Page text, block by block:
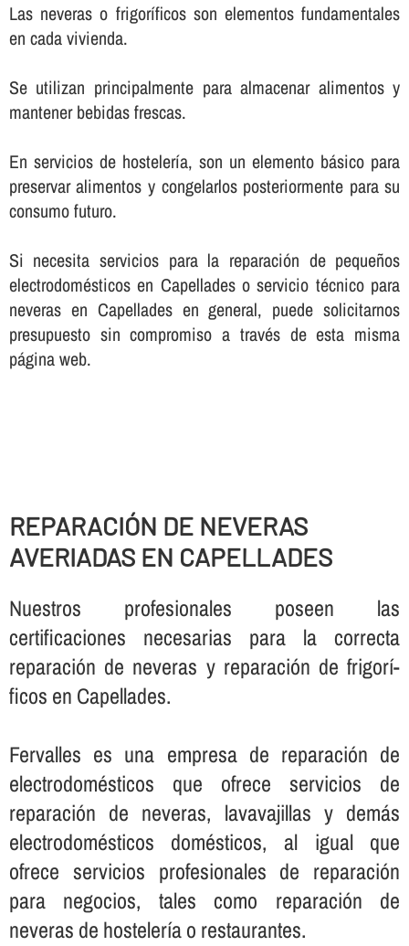
Las neveras o frigorí­ficos son elementos fundamentales
en cada vivienda.
Se utilizan principalmente para almacenar alimentos y
mantener bebidas frescas.
En servicios de hostelerí­a, son un elemento básico para
preservar alimentos y congelarlos posteriormente para su
consumo futuro.
Si necesita servicios para la reparación de pequeños
electrodomésticos en Capellades o servicio técnico para
neveras en Capellades en general, puede solicitarnos
presupuesto sin compromiso a través de esta misma
página web.
REPARACIÓN DE NEVERAS
AVERIADAS EN CAPELLADES
Nuestros profesionales poseen las
certificaciones necesarias para la correcta
reparación de neveras y reparación de frigorí­
ficos en Capellades.
Fervalles es una empresa de reparación de
electrodomésticos que ofrece servicios de
reparación de neveras, lavavajillas y demás
electrodomésticos domésticos, al igual que
ofrece servicios profesionales de reparación
para negocios, tales como reparación de
neveras de hostelerí­a o restaurantes.